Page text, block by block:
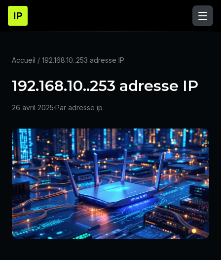
IP
Accueil / 192.168.10..253 adresse IP
192.168.10..253 adresse IP
26 avril 2025·Par adresse ip